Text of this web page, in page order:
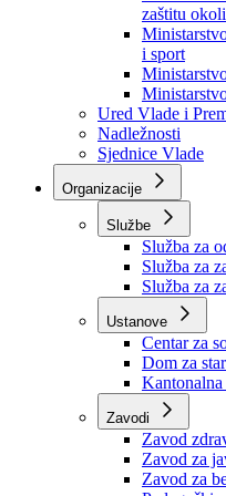
raseljena
zaštitu
i sport
Ured Vlade i
Nadležnosti
Sjednice Vlade
Organizacije
Službe
Služba za
Služba za
Služba za
Ustanove
Centar za
Dom za
Zavodi